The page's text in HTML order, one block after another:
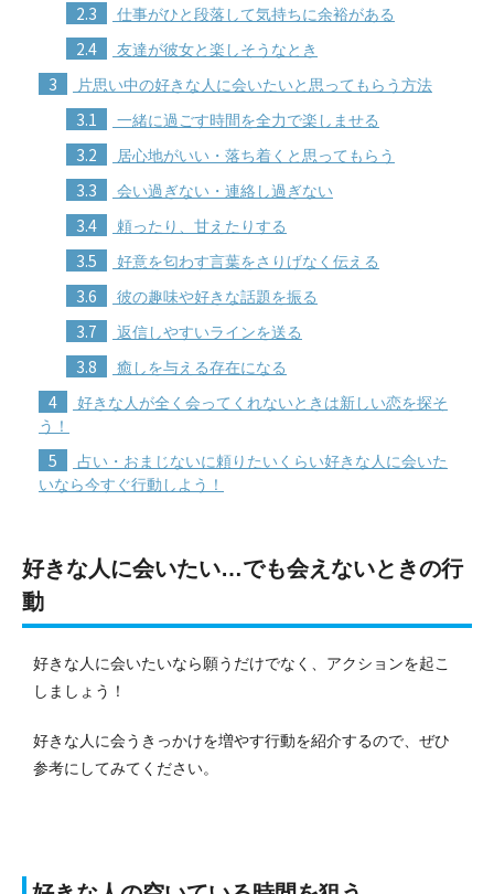
2.3 仕事がひと段落して気持ちに余裕がある
2.4 友達が彼女と楽しそうなとき
3 片思い中の好きな人に会いたいと思ってもらう方法
3.1 一緒に過ごす時間を全力で楽しませる
3.2 居心地がいい・落ち着くと思ってもらう
3.3 会い過ぎない・連絡し過ぎない
3.4 頼ったり、甘えたりする
3.5 好意を匂わす言葉をさりげなく伝える
3.6 彼の趣味や好きな話題を振る
3.7 返信しやすいラインを送る
3.8 癒しを与える存在になる
4
好きな人が全く会ってくれないときは新しい恋を探そ
う！
5
占い・おまじないに頼りたいくらい好きな人に会いた
いなら今すぐ行動しよう！
好きな人に会いたい…でも会えないときの行
動
好きな人に会いたいなら願うだけでなく、アクションを起こ
しましょう！
好きな人に会うきっかけを増やす行動を紹介するので、ぜひ
参考にしてみてください。